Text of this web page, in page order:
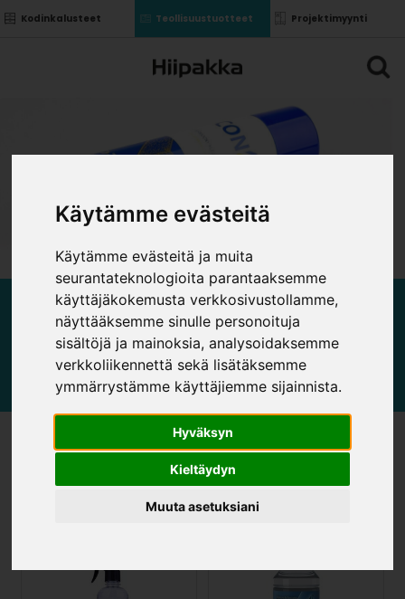
Käytämme evästeitä
Käytämme evästeitä ja muita
seurantateknologioita parantaaksemme
käyttäjäkokemusta verkkosivustollamme,
näyttääksemme sinulle personoituja
sisältöjä ja mainoksia, analysoidaksemme
verkkoliikennettä sekä lisätäksemme
ymmärrystämme käyttäjiemme sijainnista.
Hyväksyn
Kieltäydyn
Muuta asetuksiani
Kodinkalusteet Teollisuustuotteet Projektimyynti
LIIMAT JA MUUT
UUTUUS